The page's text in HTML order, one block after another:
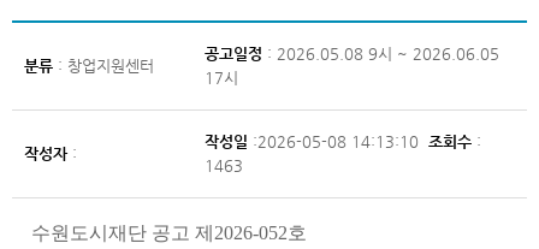
분류 : 창업지원센터
공고일정 : 2026.05.08 9시 ~ 2026.06.05
17시
작성자:
작성일 :2026-05-08 14:13:10 조회수 :
1463
수원도시재단 공고 제 2026-052호